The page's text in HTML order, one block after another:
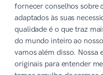
fornecer conselhos sobre
adaptados às suas
qualidade é o que traz
do mundo inteiro ao
vamos além disso. Nossa
originais para entender